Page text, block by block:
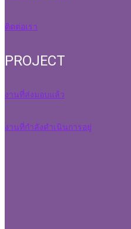
ติดต่อเรา
PROJECT
งานที่ส่งมอบแล้ว
งานที่กำลังดำเนินการอยู่